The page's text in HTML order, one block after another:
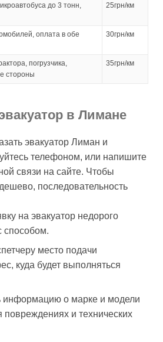
до 3 тонн,
25грн/км
оплата в обе
30грн/км
погрузчика,
стороны
35грн/км
в Лимане
эвакуатор Лиман и
телефоном, или напишите
связи на сайте. Чтобы
последовательность
на эвакуатор недорого
способом.
место подачи
куда будет выполняться
информацию о марке и модели
и технических